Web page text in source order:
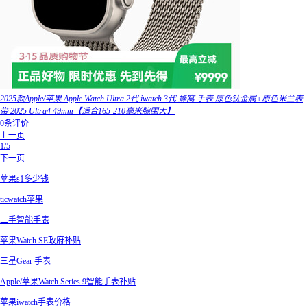
2025款Apple/苹果 Apple Watch Ultra 2代 iwatch 3代 蜂窝 手表 原色钛金属+原色米兰表
带 2025 Ultra4 49mm【适合165-210毫米腕围大】
0条评价
上一页
1/5
下一页
苹果s1多少钱
ticwatch苹果
二手智能手表
苹果Watch SE政府补贴
三星Gear 手表
Apple/苹果Watch Series 9智能手表补贴
苹果iwatch手表价格